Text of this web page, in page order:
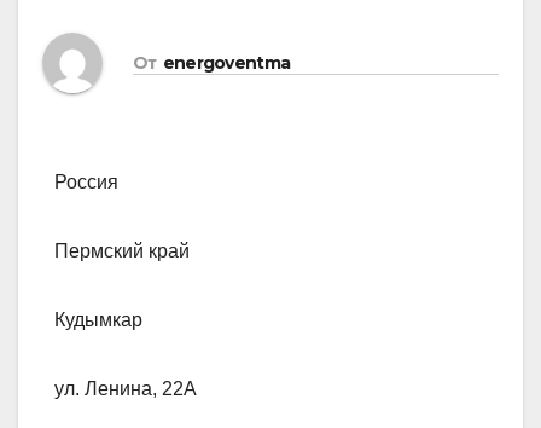
От energoventma
Россия
Пермский край
Кудымкар
ул. Ленина, 22А